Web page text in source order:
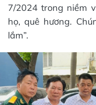
7/2024 trong niềm
họ, quê hương.
lắm”.